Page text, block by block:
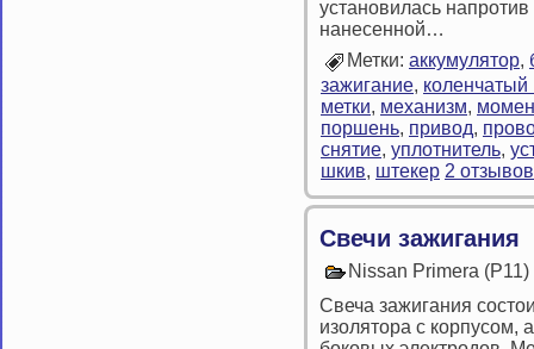
установилась
нанесенной…
Метки: аккумулятор,
зажигание, коленчатый
метки, механизм,
поршень, привод,
снятие, уплотнитель,
шкив, штекер 2
Свечи зажигания
Nissan Primera
Свеча зажигания
изолятора с корпусом,